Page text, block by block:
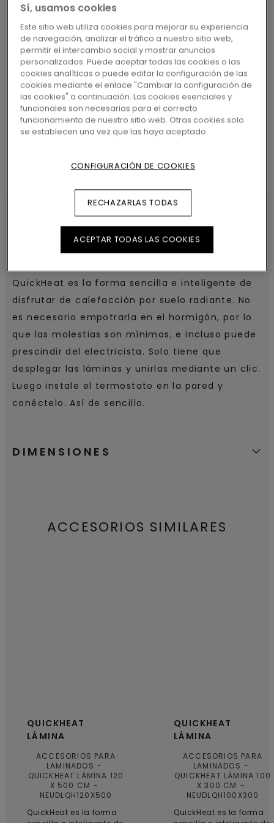
MÁS CERCANO
BUSCAR
CARACTERÍSTICAS DEL
PRODUCTO
QuickHeat es la forma sencilla e inteligente de
disfrutar de calefacción por suelo radiante. No
es necesario empotrarla en el hormigón, por lo
que las molestias son mínimas; e incluso puede
prescindir del electricista. Solo tiene que
desplegar las láminas y unirlas mediante un clic.
Luego instale el termostato en la pared y
conéctelo. Así de sencillo.
DIMENSIONES
ACCESORIOS SIMILARES
QUICKHEAT
LÁMINA
ACCESORIOS PARA
LAMINADOS
QUICKHEAT LÁMINA 120
X 500 CM
NEUDLQH120X500
QuickHeat es la forma
QUICKHEAT
LÁMINA
ACCESORIOS PARA
LAMINADOS
QUICKHEAT LÁMINA 100
X 300 CM
NEUDLQH100X300
QuickHeat es la forma
Sí, usamos cookies
Este sitio web utiliza cookies para mejorar su experiencia
de navegación, analizar el tráfico a nuestro sitio web,
permitir el intercambio social y mostrar anuncios
personalizados. Puede aceptar todas las cookies o las
cookies analíticas o puede editar la configuración de las
cookies mediante el enlace "Cambiar la configuración de
las cookies" a continuación. Las cookies esenciales y
funcionales son necesarias para el correcto
funcionamiento de nuestro sitio web. Otras cookies solo
se establecen una vez que las haya aceptado.
CONFIGURACIÓN DE COOKIES
RECHAZARLAS TODAS
ACEPTAR TODAS LAS COOKIES